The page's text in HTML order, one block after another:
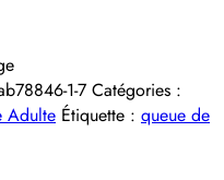
1-7 Catégories :
Adulte Étiquette : queue de